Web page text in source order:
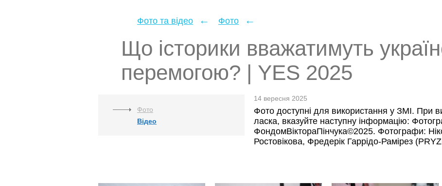
Фото та відео ← Фото ←
Що історики вважатимуть
перемогою? | YES 2025
Фото
Відео
14 вересня 2025
Фото доступні для використання у ЗМІ. При
ласка, вказуйте наступну інформацію:
ФондомВіктораПінчука©2025. Фотографи:
Ростовікова, Фредерік Гаррідо-Рамірез